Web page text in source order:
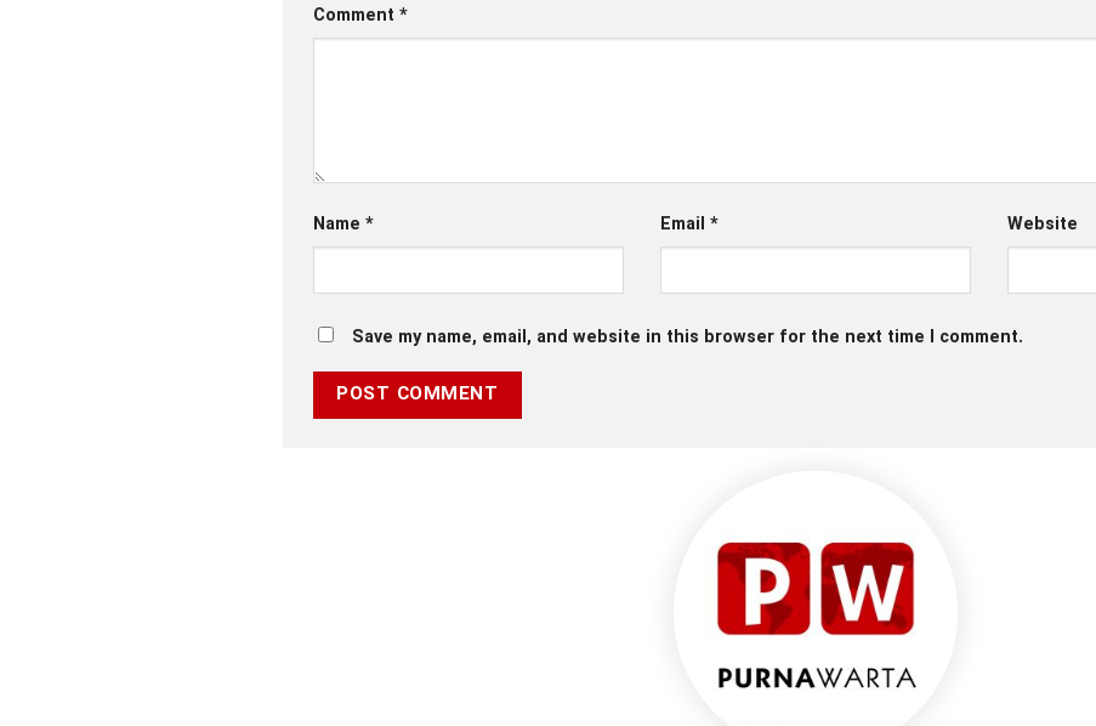
Comment *
Name * Email * Website
Save my name, email, and website in this browser for the next time I comment.